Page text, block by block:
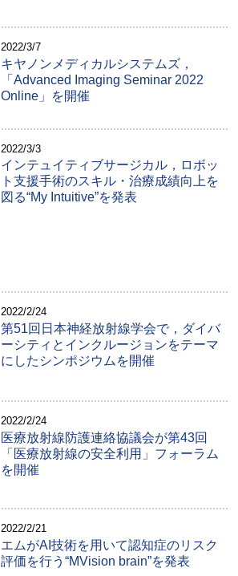
2022/3/7
キヤノンメディカルシステムズ，
「Advanced Imaging Seminar 2022
Online」を開催
2022/3/3
インテュイティブサージカル，ロボッ
ト支援手術のスキル・治療成績向上を
図る“My Intuitive”を発表
2022/2/24
第51回日本神経放射線学会で，ダイバ
ーシティとインクルージョンをテーマ
にしたシンポジウムを開催
2022/2/24
医療放射線防護連絡協議会が第43回
「医療放射線の安全利用」フォーラム
を開催
2022/2/21
エムがAI技術を用いて認知症のリスク
評価を行う“MVision brain”を発表